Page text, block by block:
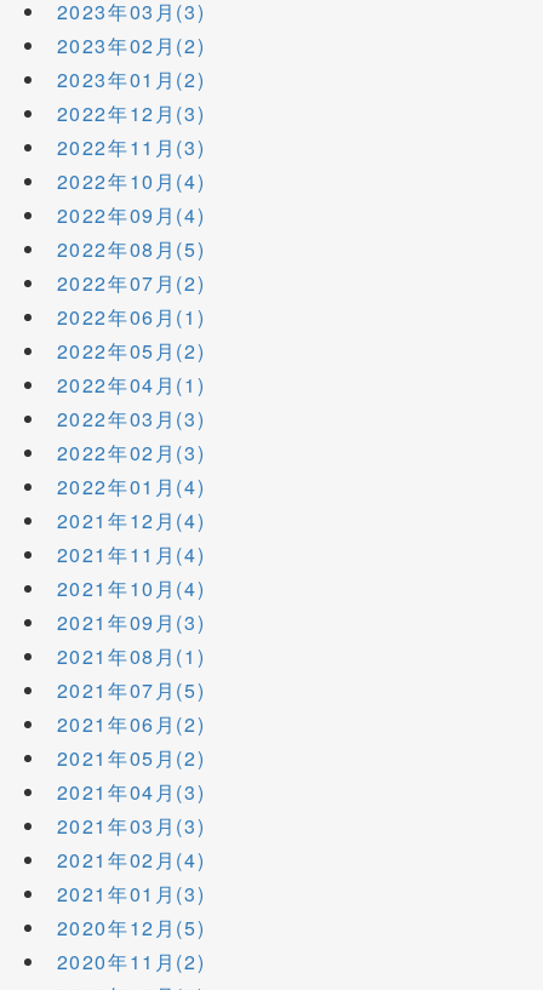
2023年03月(3)
2023年02月(2)
2023年01月(2)
2022年12月(3)
2022年11月(3)
2022年10月(4)
2022年09月(4)
2022年08月(5)
2022年07月(2)
2022年06月(1)
2022年05月(2)
2022年04月(1)
2022年03月(3)
2022年02月(3)
2022年01月(4)
2021年12月(4)
2021年11月(4)
2021年10月(4)
2021年09月(3)
2021年08月(1)
2021年07月(5)
2021年06月(2)
2021年05月(2)
2021年04月(3)
2021年03月(3)
2021年02月(4)
2021年01月(3)
2020年12月(5)
2020年11月(2)